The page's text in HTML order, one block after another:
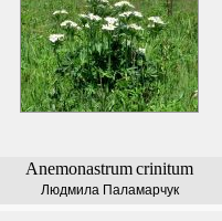
Anemonastrumcrinitum
Людмила Паламарчук